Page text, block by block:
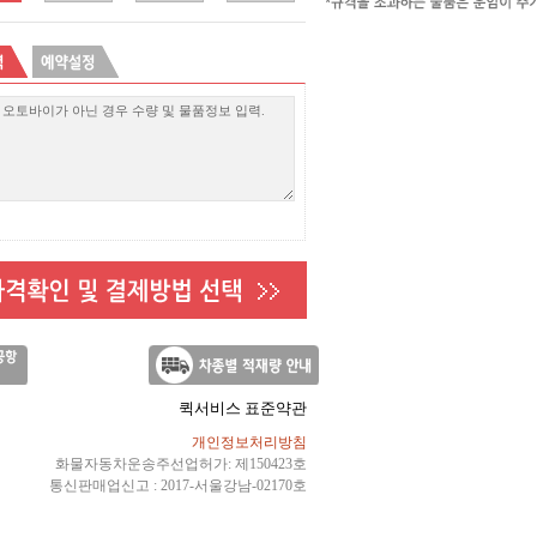
퀵서비스 표준약관
개인정보처리방침
화물자동차운송주선업허가: 제150423호
통신판매업신고 : 2017-서울강남-02170호